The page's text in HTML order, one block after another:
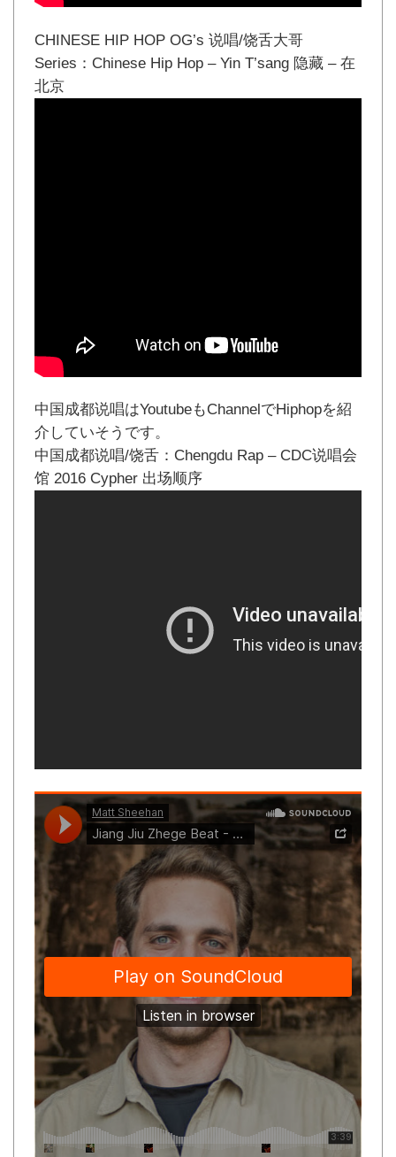
CHINESE HIP HOP OG’s 说唱/饶舌大哥
Series：Chinese Hip Hop – Yin T’sang 隐藏 – 在
北京
中国成都说唱はYoutubeもChannelでHiphopを紹
介していそうです。
中国成都说唱/饶舌：Chengdu Rap – CDC说唱会
馆 2016 Cypher 出场顺序